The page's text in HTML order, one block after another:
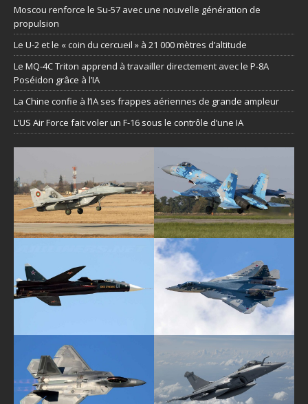
Moscou renforce le Su-57 avec une nouvelle génération de
propulsion
Le U-2 et le « coin du cercueil » à 21 000 mètres d’altitude
Le MQ-4C Triton apprend à travailler directement avec le P-8A
Poséidon grâce à l’IA
La Chine confie à l’IA ses frappes aériennes de grande ampleur
L’US Air Force fait voler un F-16 sous le contrôle d’une IA